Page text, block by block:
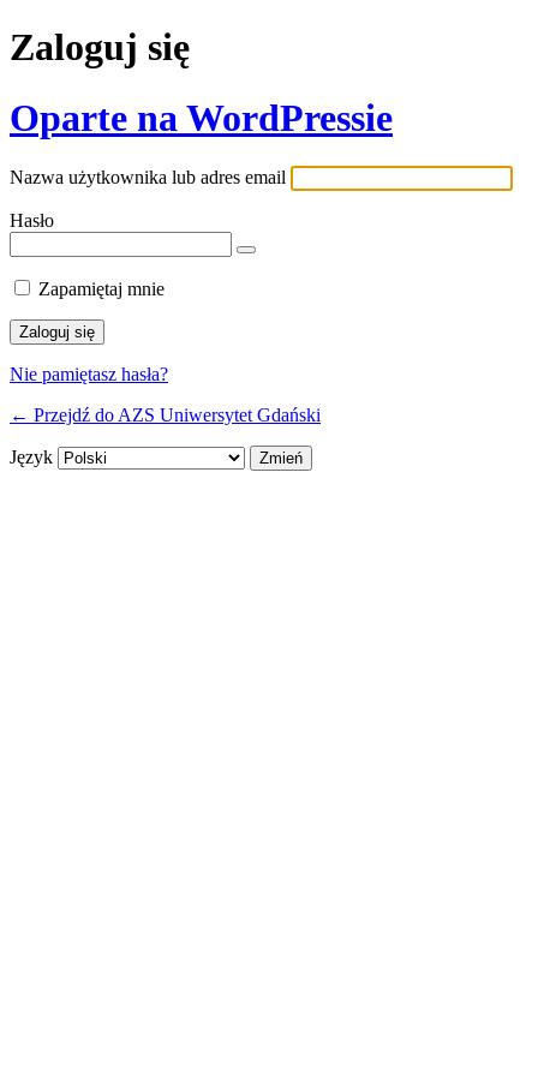
Zaloguj się
Oparte na WordPressie
Nazwa użytkownika lub adres email
Hasło
Zapamiętaj mnie
Nie pamiętasz hasła?
← Przejdź do AZS Uniwersytet Gdański
Język